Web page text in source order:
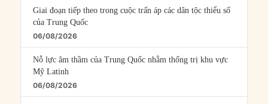
Giai đoạn tiếp theo trong cuộc trấn áp các dân tộc thiểu số
của Trung Quốc
06/08/2026
Nỗ lực âm thầm của Trung Quốc nhằm thống trị khu vực
Mỹ Latinh
06/08/2026